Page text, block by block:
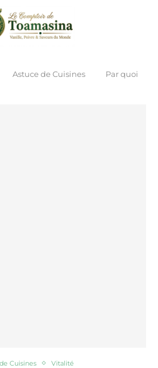
Astuce de Cuisines
Par quoi
Cuisines Vitalité